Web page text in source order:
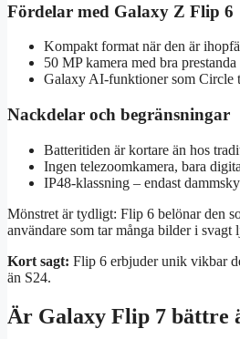
Fördelar med Galaxy Z Flip 6
Kompakt format när den är
50 MP kamera med bra
Galaxy AI-funktioner som Circle
Nackdelar och begränsningar
Batteritiden är kortare än hos
Ingen telezoomkamera, bara
IP48-klassning – endast
Mönstret är tydligt: Flip 6 belönar den
användare som tar många bilder i
Kort sagt: Flip 6 erbjuder unik vikbar
än S24.
Är Galaxy Flip 7 bättre